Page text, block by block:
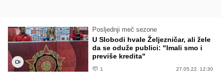
Posljednji meč sezone
U Slobodi hvale Željezničar, ali žele
da se oduže publici: "Imali smo i
previše kredita"
1 27.05.22. 12:30